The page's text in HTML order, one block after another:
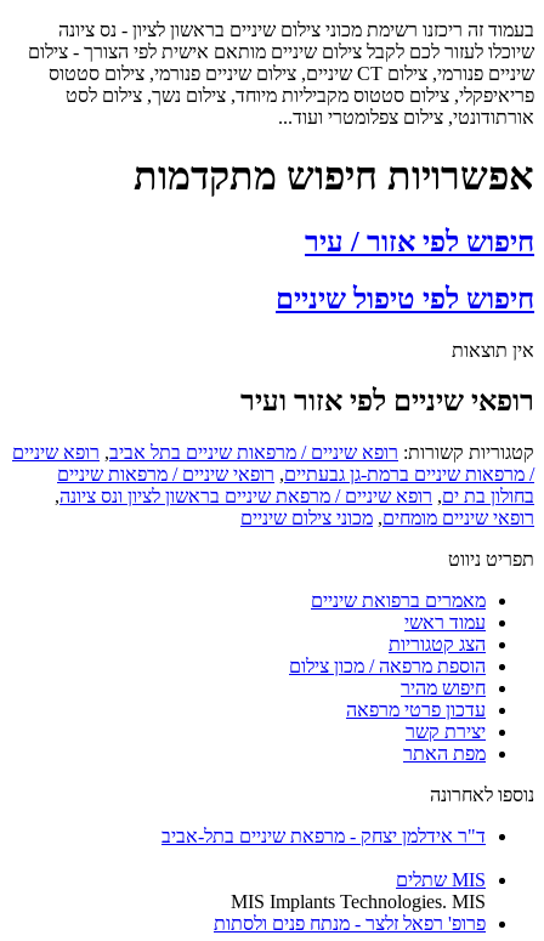
בעמוד זה ריכזנו רשימת מכוני צילום שיניים בראשון לציון - נס ציונה
שיוכלו לעזור לכם לקבל צילום שיניים מותאם אישית לפי הצורך - צילום
שיניים פנורמי, צילום CT שיניים, צילום שיניים פנורמי, צילום סטטוס
פריאיפקלי, צילום סטטוס מקביליות מיוחד, צילום נשך, צילום לסט
אורתודונטי, צילום צפלומטרי ועוד...
אפשרויות חיפוש מתקדמות
חיפוש לפי אזור / עיר
חיפוש לפי טיפול שיניים
אין תוצאות
רופאי שיניים לפי אזור ועיר
קטגוריות קשורות: רופא שיניים / מרפאות שיניים בתל אביב, רופא שיניים
/ מרפאות שיניים ברמת-גן גבעתיים, רופאי שיניים / מרפאות שיניים
בחולון בת ים, רופא שיניים / מרפאת שיניים בראשון לציון ונס ציונה,
רופאי שיניים מומחים, מכוני צילום שיניים
תפריט ניווט
מאמרים ברפואת שיניים
עמוד ראשי
הצג קטגוריות
הוספת מרפאה / מכון צילום
חיפוש מהיר
עדכון פרטי מרפאה
יצירת קשר
מפת האתר
נוספו לאחרונה
ד"ר אידלמן יצחק - מרפאת שיניים בתל-אביב
MIS שתלים
MIS Implants Technologies. MIS
פרופ' רפאל זלצר - מנתח פנים ולסתות